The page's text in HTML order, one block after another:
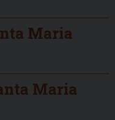
Maria
Maria